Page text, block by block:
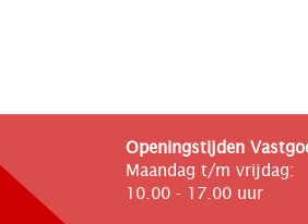
Openingstijden
Maandag t/m vrijdag:
10.00 - 17.00 uur